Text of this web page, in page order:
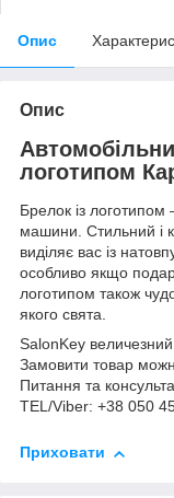
Опис
Опис
логотипом
Брелок із
машини. Стильний і
виділяє вас із
особливо якщо
логотипом також
якого свята.
SalonKey величезний
Замовити товар
Питання та
TEL/Viber: +38 050
Приховати